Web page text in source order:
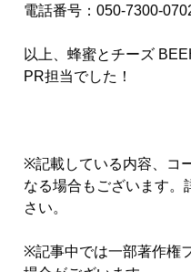
電話番号：050-7300-
以上、蜂蜜とチーズ
PR担当でした！
※記載している内容、コ
なる場合もございます。
さい。
※記事中では一部著作権